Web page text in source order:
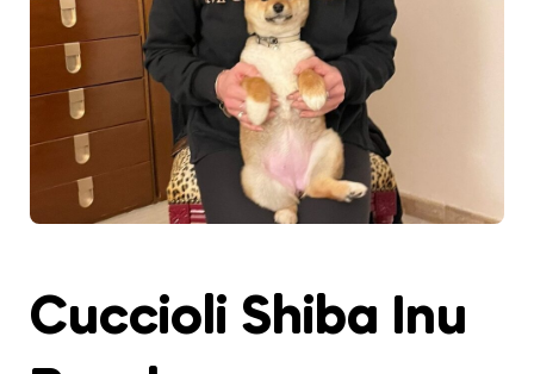
Cuccioli Shiba Inu